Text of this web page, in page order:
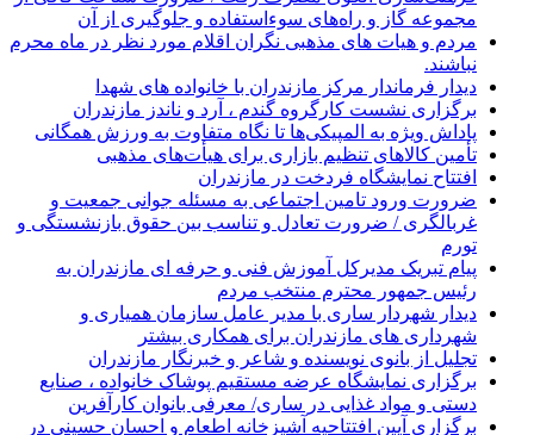
مجموعه گاز و راه‌های سوءاستفاده و جلوگیری از آن
مردم و هیات های مذهبی نگران اقلام مورد نظر در ماه محرم
نباشند.
دیدار فرماندار مرکز مازندران با خانواده های شهدا
برگزاری نشست کارگروه گندم ، آرد و ناندز مازندران
پاداش ویژه به المپیکی‌ها تا نگاه متفاوت به ورزش همگانی
تأمین کالاهای تنظیم بازاری برای هیأت‌های مذهبی
افتتاح نمایشگاه فردخت در مازندران
ضرورت ورود تامین اجتماعی به مسئله جوانی جمعیت و
غربالگری / ضرورت تعادل و تناسب بین حقوق بازنشستگی و
تورم
پیام تبریک مدیرکل آموزش فنی و حرفه ای مازندران به
رئیس جمهور محترم منتخب مردم
دیدار شهردار ساری با مدیر عامل سازمان همیاری و
شهرداری های مازندران برای همکاری بیشتر
تجلیل از بانوی نویسنده و شاعر و خبرنگار مازندران
برگزاری نمایشگاه عرضه مستقیم پوشاک خانواده ، صنایع
دستی و مواد غذایی در ساری/ معرفی بانوان کارآفرین
برگزاری آیین افتتاحیه آشپزخانه اطعام و احسان حسینی در